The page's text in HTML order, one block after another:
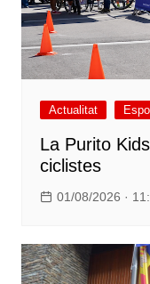
Actualitat
La Purito
ciclistes
01/08/2026 ·